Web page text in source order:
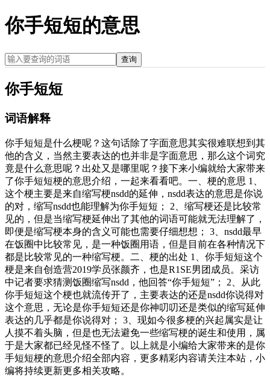
你手短短的意思
查询
你手短短
词语解释
你手短短是什么梗呢？这句话除了字面意思其实很难联想到其
他的含义，当然主要表达的也并非是字面意思，那么这个词究
竟是什么意思呢？出处又是哪里呢？接下来小编就给大家带来
了你手短短梗的意思介绍，一起来看看吧。一、梗的意思 1、
这个梗主要是来自缩写梗nsdd的延伸，nsdd表达的意思是你说
的对，缩写nsdd也能理解为你手短短； 2、缩写梗还是比较常
见的，但是当缩写梗延伸出了其他的词语可能就无法理解了，
即便是缩写梗本身的含义可能也需要仔细想想； 3、nsdd最早
在饭圈中比较常见，是一种饭圈用语，但是目前在各种情况下
都是比较常见的一种缩写梗。二、梗的出处 1、你手短短这个
梗是来自创造营2019学员张颜齐，也是R1SE男团成员。采访
中记者要求猜测饭圈缩写nsdd，他回答“你手短短”； 2、从此
你手短短这个梗也就流传开了，主要表达的还是nsdd你说得对
这个意思，无论是你手短短还是你神叨叨还是类似的缩写延伸
表达的几乎都是你说得对； 3、现如今很多梗的兴起属实是让
人摸不着头脑，但是也无法避免一些缩写梗的诞生和使用，属
于是大家都已经见怪不怪了。以上就是小编给大家带来的是你
手短短梗的意思介绍全部内容，更多精彩内容请关注本站，小
编将持续更新更多相关攻略。